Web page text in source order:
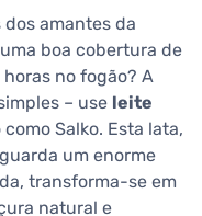
amantes da
boa cobertura de
no fogão? A
– use leite
Salko. Esta lata,
um enorme
transforma-se em
natural e